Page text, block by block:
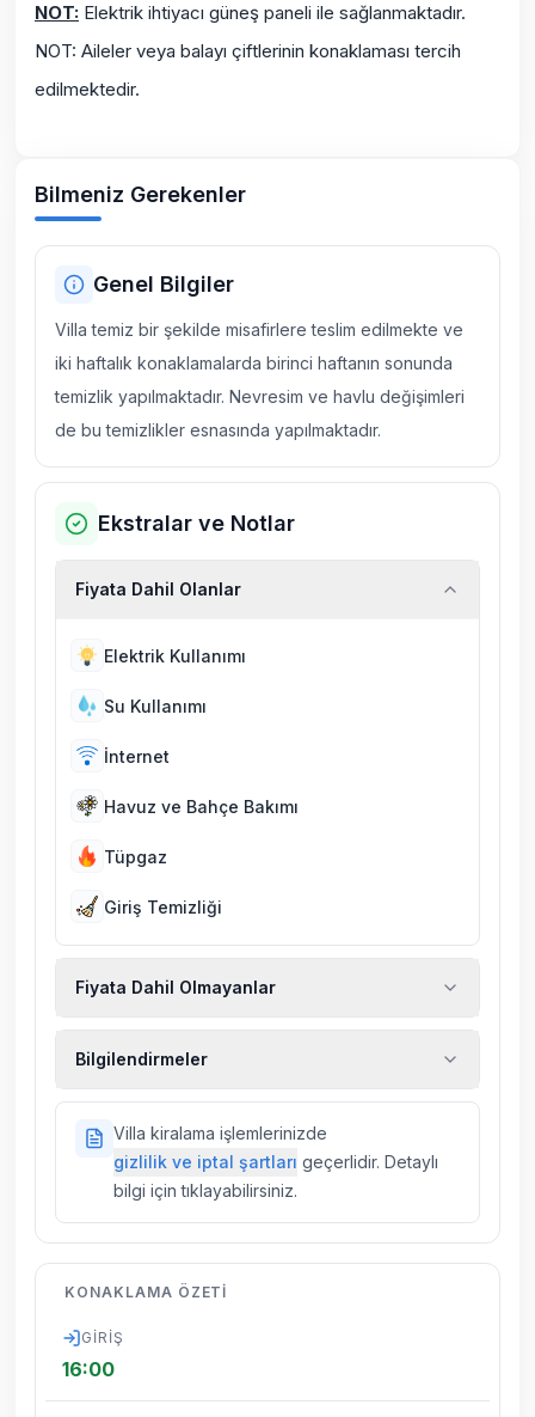
NOT: Elektrik ihtiyacı güneş paneli ile sağlanmaktadır.
NOT: Aileler veya balayı çiftlerinin konaklaması tercih
edilmektedir.
Bilmeniz Gerekenler
Genel Bilgiler
Villa temiz bir şekilde misafirlere teslim edilmekte ve
iki haftalık konaklamalarda birinci haftanın sonunda
temizlik yapılmaktadır. Nevresim ve havlu değişimleri
de bu temizlikler esnasında yapılmaktadır.
Ekstralar ve Notlar
Fiyata Dahil Olanlar
Elektrik Kullanımı
Su Kullanımı
İnternet
Havuz ve Bahçe Bakımı
Tüpgaz
Giriş Temizliği
Fiyata Dahil Olmayanlar
sigortaları fiyatlara dahil değildir.
Bilgilendirmeler
villalarımızda düzenli olarak ilaçlama
yapılmaktadır. Buna rağmen çevrede
kelebek, böcek, sinek vs. bulunma ihtimali
dönemsel olarak altyapı çalışmaları
yapılabilmektedir. Bu çalışma nedeniyle yol
Villa kiralama işlemlerinizde
gizlilik ve iptal şartları geçerlidir. Detaylı
bilgi için tıklayabilirsiniz.
KONAKLAMA ÖZETI
GIRIŞ
16:00